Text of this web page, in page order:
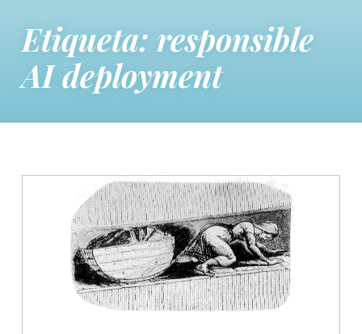
Etiqueta: responsible
AI deployment